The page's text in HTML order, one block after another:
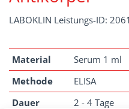
LABOKLIN Leistungs-ID: 2061
Material
Serum 1 ml
Methode
ELISA
Dauer
2 - 4 Tage